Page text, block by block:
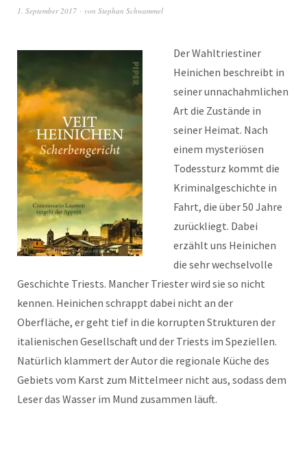
1. September 2017 von Stephan Schwammel
Der Wahltriestiner
Heinichen beschreibt in
seiner unnachahmlichen
Art die Zustände in
seiner Heimat. Nach
einem mysteriösen
Todessturz kommt die
Kriminalgeschichte in
Fahrt, die über 50 Jahre
zurückliegt. Dabei
erzählt uns Heinichen
die sehr wechselvolle
Geschichte Triests. Mancher Triester wird sie so nicht
kennen. Heinichen schrappt dabei nicht an der
Oberfläche, er geht tief in die korrupten Strukturen der
italienischen Gesellschaft und der Triests im Speziellen.
Natürlich klammert der Autor die regionale Küche des
Gebiets vom Karst zum Mittelmeer nicht aus, sodass dem
Leser das Wasser im Mund zusammen läuft.